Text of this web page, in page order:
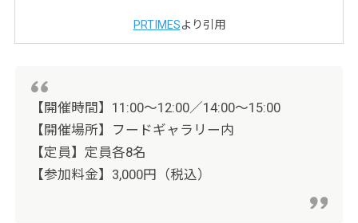
PRTIMESより引用
【開催時間】11:00～12:00／14:00～15:00
【開催場所】フードギャラリー内
【定員】定員各8名
【参加料金】3,000円（税込）